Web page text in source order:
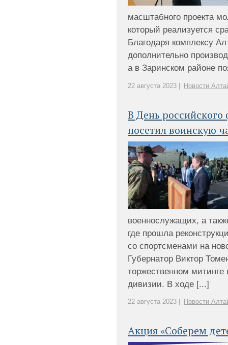
масштабного проекта
который реализуется
Благодаря комплексу
дополнительно
а в Заринском районе
22 августа 2023 | Новости
В День
посетил воинскую
военнослужащих, а
где прошла
со спортсменами на
Губернатор Виктор
торжественном
дивизии. В ходе [...]
22 августа 2023 | Новости
Акция «Соберем